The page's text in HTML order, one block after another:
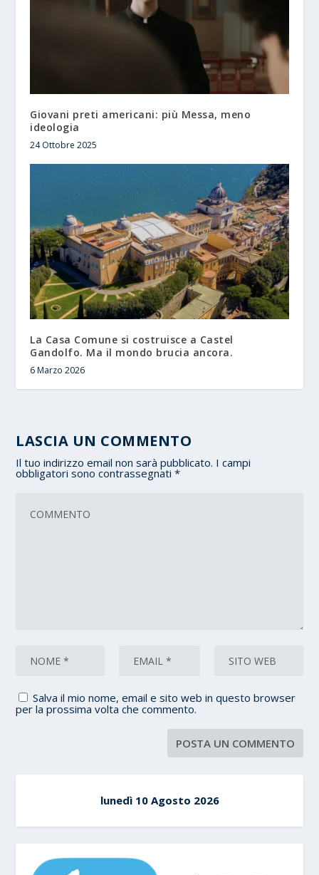
Giovani preti americani: più Messa, meno
ideologia
24 Ottobre 2025
La Casa Comune si costruisce a Castel
Gandolfo. Ma il mondo brucia ancora.
6 Marzo 2026
LASCIA UN COMMENTO
Il tuo indirizzo email non sarà pubblicato. I campi
obbligatori sono contrassegnati*
Salva il mio nome, email e sito web in questo browser
per la prossima volta che commento.
lunedì 10 Agosto 2026